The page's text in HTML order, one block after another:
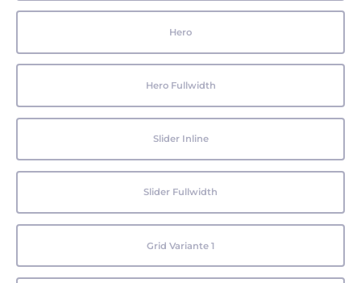
Hero
Hero Fullwidth
Slider Inline
Slider Fullwidth
Grid Variante 1